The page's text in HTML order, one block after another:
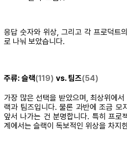
응답 숫자와 위상, 그리고 각 프로덕트
로 나눠 보았습니다.
주류: 슬랙(119) vs. 팀즈(54)
가장 많은 선택을 받았으며, 최상위에
랙과 팀즈입니다. 물론 과반에 조금 모
앞서 나가는 건 분명합니다. 특히 프로
계에서는 슬랙이 독보적인 위상을 차지